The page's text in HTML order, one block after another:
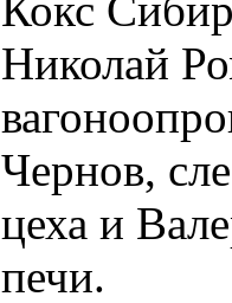
Николай
Чернов,
цеха и
печи.